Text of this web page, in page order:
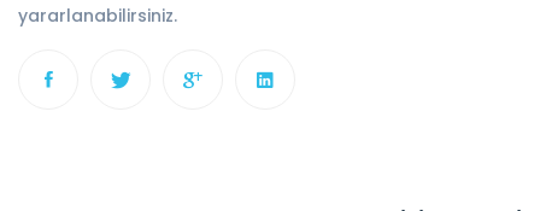
yararlanabilirsiniz.